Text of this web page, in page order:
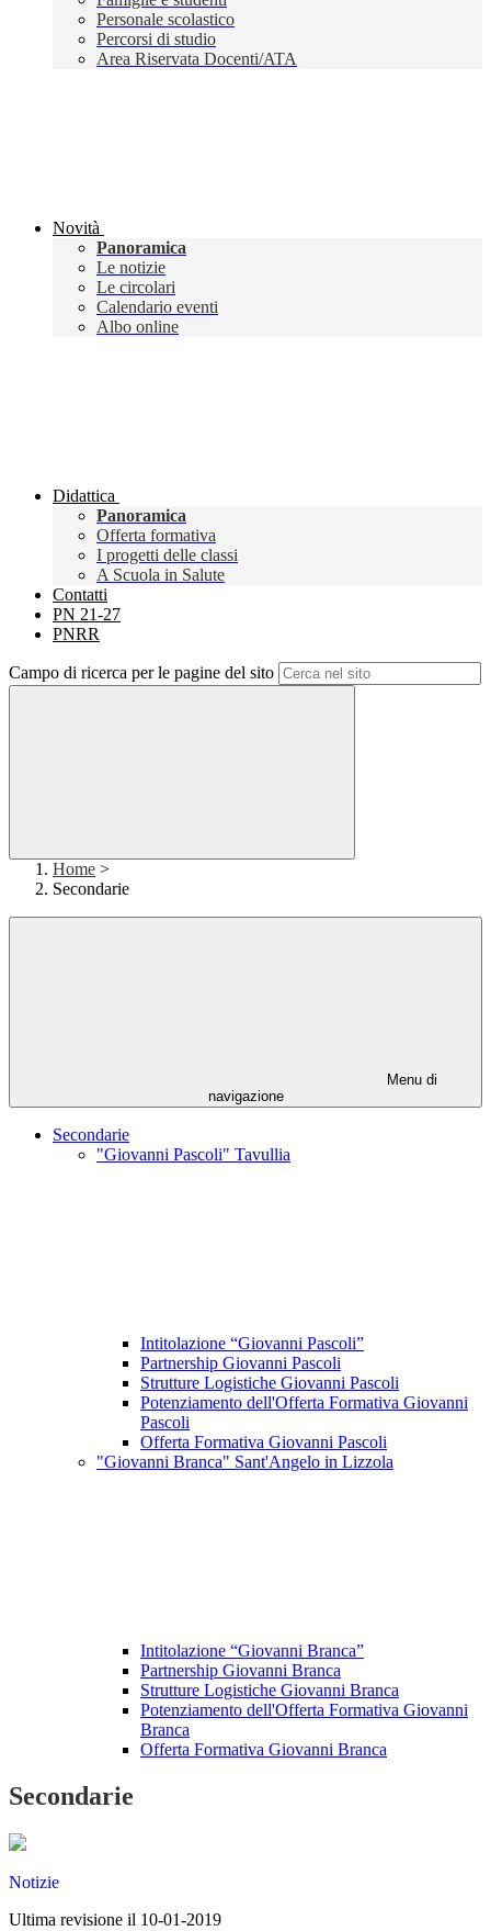
Personale scolastico
Percorsi di studio
Area Riservata Docenti/ATA
Novità
Panoramica
Le notizie
Le circolari
Calendario eventi
Albo online
Didattica
Panoramica
Offerta formativa
I progetti delle classi
A Scuola in Salute
Contatti
PN 21-27
PNRR
Campo di ricerca per le pagine del sito
Home >
Secondarie
Menu di
navigazione
Secondarie
"Giovanni Pascoli" Tavullia
Intitolazione “Giovanni Pascoli”
Partnership Giovanni Pascoli
Strutture Logistiche Giovanni Pascoli
Potenziamento dell'Offerta Formativa Giovanni
Pascoli
Offerta Formativa Giovanni Pascoli
"Giovanni Branca" Sant'Angelo in Lizzola
Intitolazione “Giovanni Branca”
Partnership Giovanni Branca
Strutture Logistiche Giovanni Branca
Potenziamento dell'Offerta Formativa Giovanni
Branca
Offerta Formativa Giovanni Branca
Secondarie
Notizie
Ultima revisione il 10-01-2019